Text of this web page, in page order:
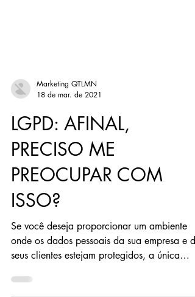
18 de mar. de 2021
LGPD: AFINAL,
PRECISO ME
PREOCUPAR COM
ISSO?
Se você deseja proporcionar um ambiente
onde os dados pessoais da sua empresa e de
seus clientes estejam protegidos, a única